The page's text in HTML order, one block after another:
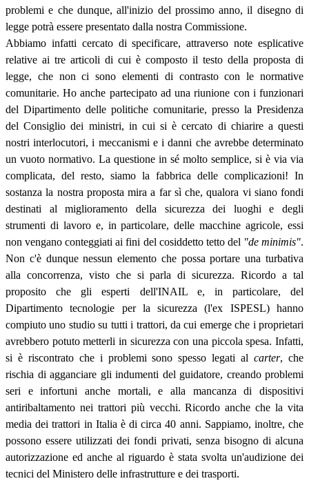
problemi e che dunque, all'inizio del prossimo anno, il disegno di
legge potrà essere presentato dalla nostra Commissione.
Abbiamo infatti cercato di specificare, attraverso note esplicative
relative ai tre articoli di cui è composto il testo della proposta di
legge, che non ci sono elementi di contrasto con le normative
comunitarie. Ho anche partecipato ad una riunione con i funzionari
del Dipartimento delle politiche comunitarie, presso la Presidenza
del Consiglio dei ministri, in cui si è cercato di chiarire a questi
nostri interlocutori, i meccanismi e i danni che avrebbe determinato
un vuoto normativo. La questione in sé molto semplice, si è via via
complicata, del resto, siamo la fabbrica delle complicazioni! In
sostanza la nostra proposta mira a far sì che, qualora vi siano fondi
destinati al miglioramento della sicurezza dei luoghi e degli
strumenti di lavoro e, in particolare, delle macchine agricole, essi
non vengano conteggiati ai fini del cosiddetto tetto del "de minimis".
Non c'è dunque nessun elemento che possa portare una turbativa
alla concorrenza, visto che si parla di sicurezza. Ricordo a tal
proposito che gli esperti dell'INAIL e, in particolare, del
Dipartimento tecnologie per la sicurezza (l'ex ISPESL) hanno
compiuto uno studio su tutti i trattori, da cui emerge che i proprietari
avrebbero potuto metterli in sicurezza con una piccola spesa. Infatti,
si è riscontrato che i problemi sono spesso legati alcarter, che
rischia di agganciare gli indumenti del guidatore, creando problemi
seri e infortuni anche mortali, e alla mancanza di dispositivi
antiribaltamento nei trattori più vecchi. Ricordo anche che la vita
media dei trattori in Italia è di circa 40 anni. Sappiamo, inoltre, che
possono essere utilizzati dei fondi privati, senza bisogno di alcuna
autorizzazione ed anche al riguardo è stata svolta un'audizione dei
tecnici del Ministero delle infrastrutture e dei trasporti.